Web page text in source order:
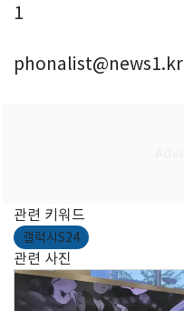
1
phonalist@news1.kr
관련 키워드
갤럭시S24
관련 사진